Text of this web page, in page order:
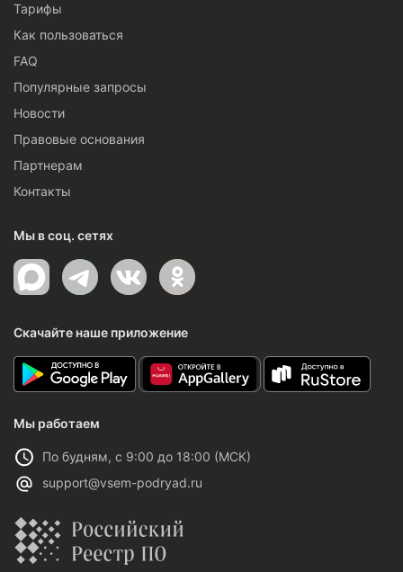
Тарифы
Как пользоваться
FAQ
Популярные запросы
Новости
Правовые основания
Партнерам
Контакты
Мы в соц. сетях
Скачайте наше приложение
Мы работаем
По будням, с 9:00 до 18:00 (МСК)
support@vsem-podryad.ru